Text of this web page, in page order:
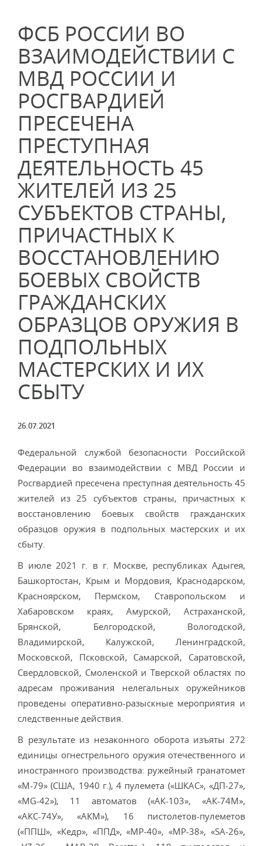
ФСБ РОССИИ ВО
ВЗАИМОДЕЙСТВИИ С
МВД РОССИИ И
РОСГВАРДИЕЙ
ПРЕСЕЧЕНА
ПРЕСТУПНАЯ
ДЕЯТЕЛЬНОСТЬ 45
ЖИТЕЛЕЙ ИЗ 25
СУБЪЕКТОВ СТРАНЫ,
ПРИЧАСТНЫХ К
ВОССТАНОВЛЕНИЮ
БОЕВЫХ СВОЙСТВ
ГРАЖДАНСКИХ
ОБРАЗЦОВ ОРУЖИЯ В
ПОДПОЛЬНЫХ
МАСТЕРСКИХ И ИХ
СБЫТУ
26.07.2021
Федеральной службой безопасности Российской
Федерации во взаимодействии с МВД России и
Росгвардией пресечена преступная деятельность 45
жителей из 25 субъектов страны, причастных к
восстановлению боевых свойств гражданских
образцов оружия в подпольных мастерских и их
сбыту.
В июле 2021 г. в г. Москве, республиках Адыгея,
Башкортостан, Крым и Мордовия, Краснодарском,
Красноярском, Пермском, Ставропольском и
Хабаровском краях, Амурской, Астраханской,
Брянской, Белгородской, Вологодской,
Владимирской, Калужской, Ленинградской,
Московской, Псковской, Самарской, Саратовской,
Свердловской, Смоленской и Тверской областях по
адресам проживания нелегальных оружейников
проведены оперативно-разыскные мероприятия и
следственные действия.
В результате из незаконного оборота изъяты 272
единицы огнестрельного оружия отечественного и
иностранного производства: ружейный гранатомет
«М-79» (США, 1940 г.), 4 пулемета («ШКАС», «ДП-27»,
«МG-42»), 11 автоматов («АК-103», «АК-74М»,
«АКС-74У», «АКМ»), 16 пистолетов-пулеметов
(«ППШ», «Кедр», «ППД», «МР-40», «МР-38», «SА-26»,